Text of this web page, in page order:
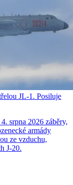
JL-1. Posiluje
srpna 2026 záběry,
armády
ze vzduchu,
J-20.